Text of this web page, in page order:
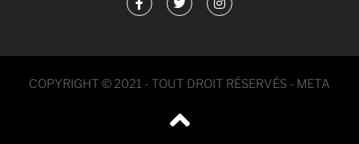
COPYRIGHT © 2021 - TOUT DROIT RÉSERVÉS - META